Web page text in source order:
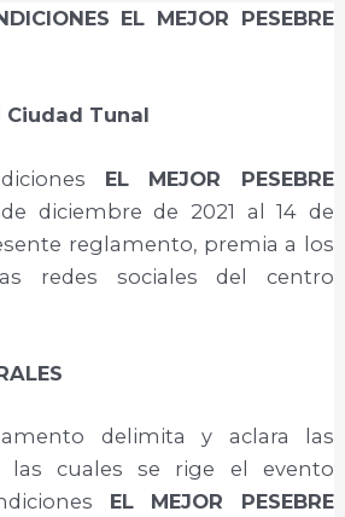
EL MEJOR PESEBRE
Ciudad Tunal
EL MEJOR PESEBRE
diciembre de 2021 al 14 de
reglamento, premia a los
redes sociales del centro
delimita y aclara las
las cuales se rige el evento
EL MEJOR PESEBRE